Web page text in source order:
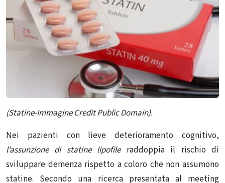
(Statine-Immagine Credit Public Domain).
Nei pazienti con lieve deterioramento cognitivo,
l’assunzione di statine lipofileraddoppia il rischio di
sviluppare demenza rispetto a coloro che non assumono
statine. Secondo una ricerca presentata al meeting